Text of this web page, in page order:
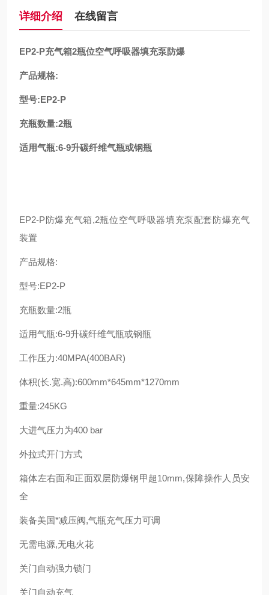
详细介绍 在线留言
EP2-P充气箱2瓶位空气呼吸器填充泵防爆
产品规格:
型号:EP2-P
充瓶数量:2瓶
适用气瓶:6-9升碳纤维气瓶或钢瓶
EP2-P防爆充气箱,2瓶位空气呼吸器填充泵配套防爆充气
装置
产品规格:
型号:EP2-P
充瓶数量:2瓶
适用气瓶:6-9升碳纤维气瓶或钢瓶
工作压力:40MPA(400BAR)
体积(长.宽.高):600mm*645mm*1270mm
重量:245KG
大进气压力为400 bar
外拉式开门方式
箱体左右面和正面双层防爆钢甲超10mm,保障操作人员安
全
装备美国*减压阀,气瓶充气压力可调
无需电源,无电火花
关门自动强力锁门
关门自动充气